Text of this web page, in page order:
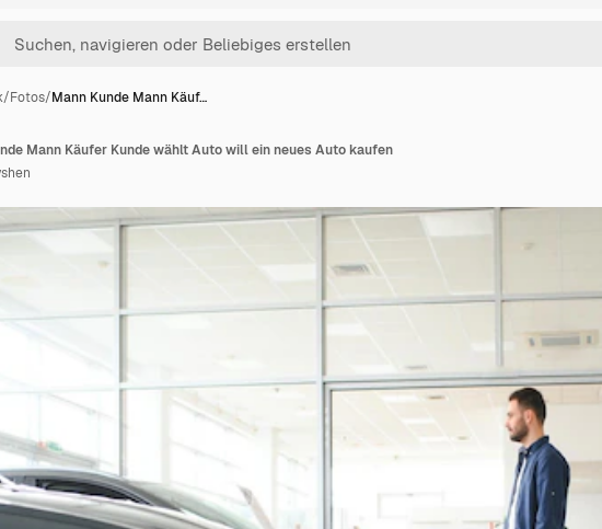
/Fotos/Mann Kunde Mann Käuf…
Mann Käufer Kunde wählt Auto will ein neues Auto kaufen